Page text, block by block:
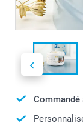
Commandé